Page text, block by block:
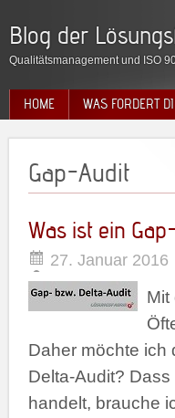
Blog der
Qualitätsmanagement und ISO
HOME WAS FORDERT
Gap-Audit
Was ist ein
27. Januar 2016
Mit
Daher möchte
Delta-Audit?
handelt, brauche